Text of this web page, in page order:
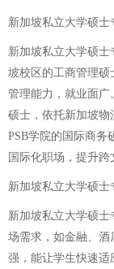
新加坡私立大学硕士
新加坡私立大学硕
坡校区的工商管理硕
管理能力，就业面广
硕士，依托新加坡物
PSB学院的国际商务
国际化职场，提升跨
新加坡私立大学硕士
新加坡私立大学硕
场需求，如金融、酒
强，能让学生快速适